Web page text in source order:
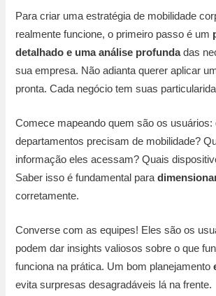
Para criar uma estratégia de mobilidade
realmente funcione, o primeiro passo é um
detalhado e uma análise profundadas
sua empresa. Não adianta querer aplicar
pronta. Cada negócio tem suas
Comece mapeando quem são os usuários:
departamentos precisam de mobilidade?
informação eles acessam? Quais
Saber isso é fundamental para
corretamente.
Converse com as equipes! Eles são os
podem dar insights valiosos sobre o que
funciona na prática. Um bom planejamento
evita surpresas desagradáveis lá na frente.